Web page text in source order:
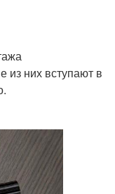
из них вступают в